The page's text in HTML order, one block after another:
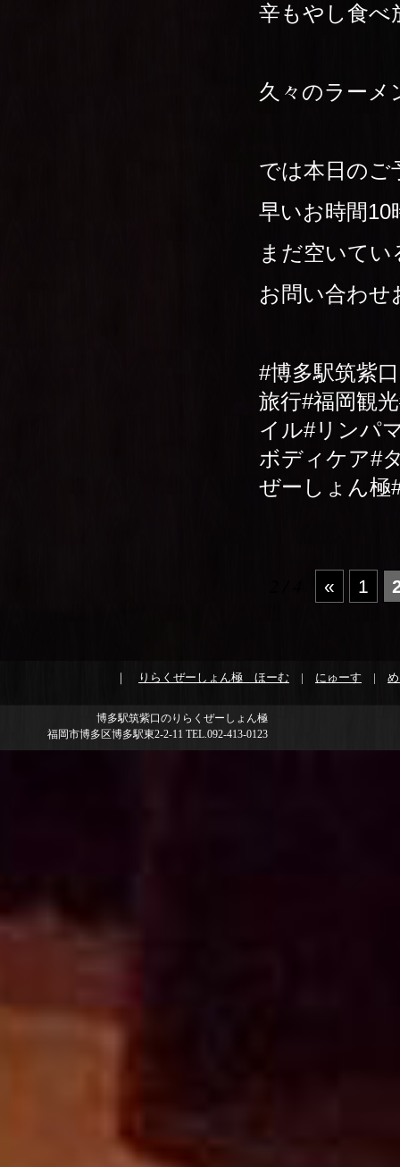
辛もやし食
久々のラー
では本日の
早いお時間10
まだ空いて
お問い合わせ
#博多駅筑紫
旅行#福岡観
イル#リンパ
ボディケア#
ぜーしょん極
« 1
｜ りらくぜーしょん極 ほーむ | にゅーす |
博多駅筑紫口のりらくぜーしょん極
福岡市博多区博多駅東2-2-11 TEL.092-413-0123